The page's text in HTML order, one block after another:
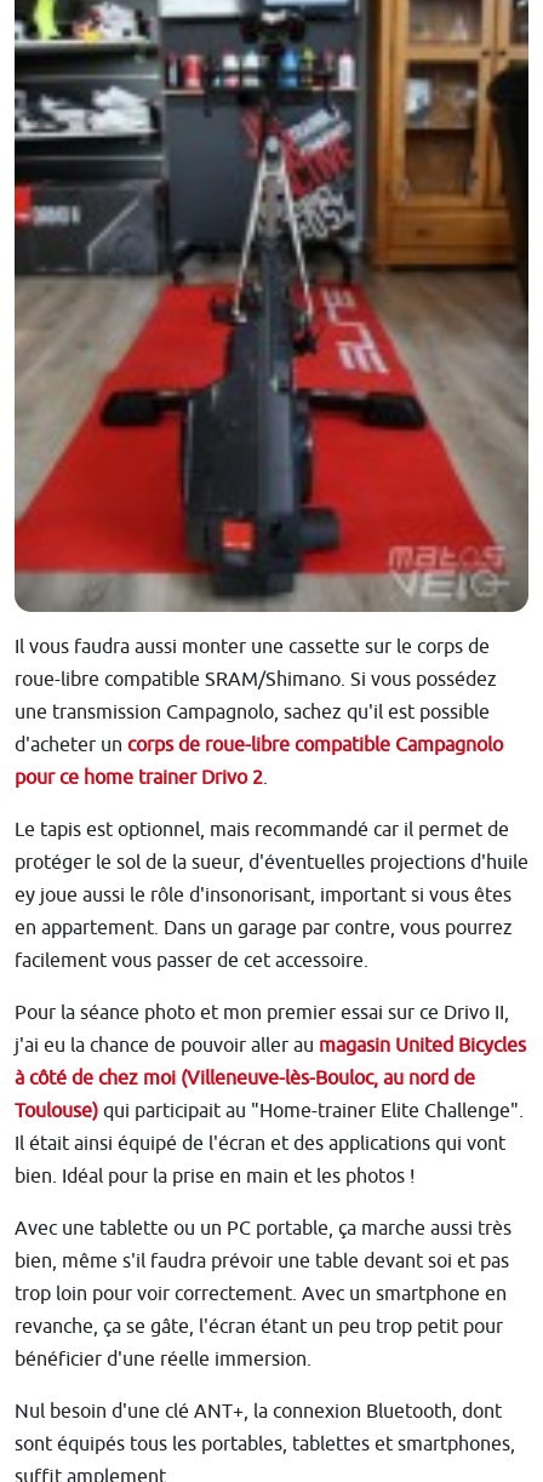
Il vous faudra aussi monter une cassette sur le corps de
roue-libre compatible SRAM/Shimano. Si vous possédez
une transmission Campagnolo, sachez qu'il est possible
d'acheter un corps de roue-libre compatible Campagnolo
pour ce home trainer Drivo 2.
Le tapis est optionnel, mais recommandé car il permet de
protéger le sol de la sueur, d'éventuelles projections d'huile
ey joue aussi le rôle d'insonorisant, important si vous êtes
en appartement. Dans un garage par contre, vous pourrez
facilement vous passer de cet accessoire.
Pour la séance photo et mon premier essai sur ce Drivo II,
j'ai eu la chance de pouvoir aller au magasin United Bicycles
à côté de chez moi (Villeneuve-lès-Bouloc, au nord de
Toulouse) qui participait au "Home-trainer Elite Challenge".
Il était ainsi équipé de l'écran et des applications qui vont
bien. Idéal pour la prise en main et les photos !
Avec une tablette ou un PC portable, ça marche aussi très
bien, même s'il faudra prévoir une table devant soi et pas
trop loin pour voir correctement. Avec un smartphone en
revanche, ça se gâte, l'écran étant un peu trop petit pour
bénéficier d'une réelle immersion.
Nul besoin d'une clé ANT+, la connexion Bluetooth, dont
sont équipés tous les portables, tablettes et smartphones,
suffit amplement.